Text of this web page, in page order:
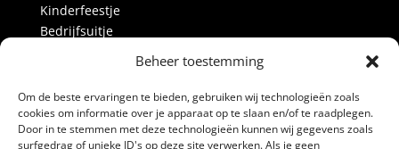
Beheer toestemming
Om de beste ervaringen te bieden, gebruiken wij technologieën zoals
cookies om informatie over je apparaat op te slaan en/of te raadplegen.
Door in te stemmen met deze technologieën kunnen wij gegevens zoals
surfgedrag of unieke ID's op deze site verwerken. Als je geen
Kinderfeestje
Bedrijfsuitje
Over ons
Blog
Alle prijzen